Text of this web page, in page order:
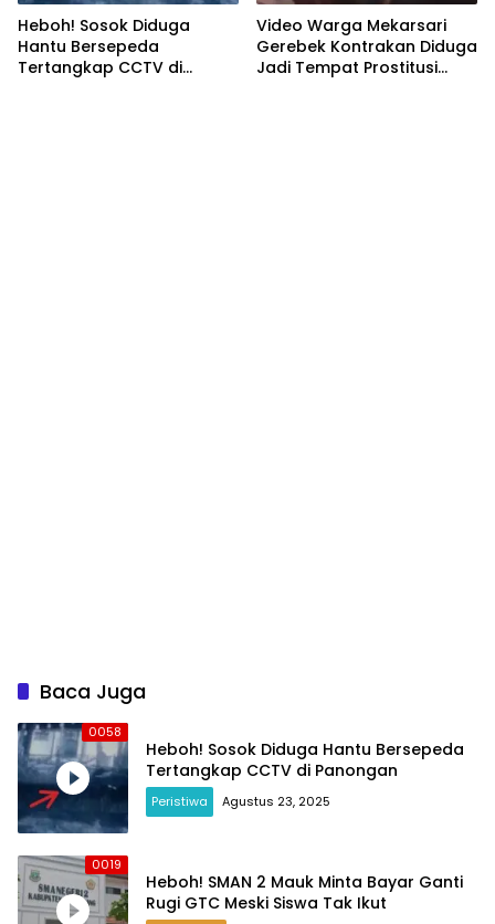
Heboh! Sosok Diduga
Hantu Bersepeda
Tertangkap CCTV di
Video Warga Mekarsari
Gerebek Kontrakan Diduga
Jadi Tempat Prostitusi
Baca Juga
0058
Heboh! Sosok Diduga Hantu Bersepeda
Tertangkap CCTV di Panongan
Peristiwa Agustus 23, 2025
0019
Heboh! SMAN 2 Mauk Minta Bayar Ganti
Rugi GTC Meski Siswa Tak Ikut